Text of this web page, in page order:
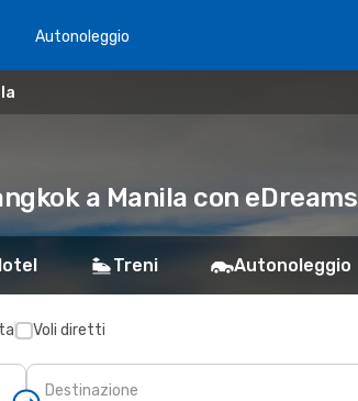
Autonoleggio
a Manila con eDreams
Treni Autonoleggio
Voli diretti
Destinazione